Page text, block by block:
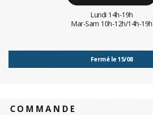
Lundi 14h-19h
Mar-Sam 10h-12h/14h-19h
Fermé le 15/08
COMMANDE